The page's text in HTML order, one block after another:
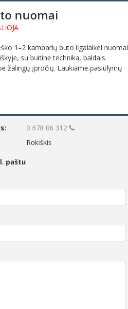
nuomai
1–2 kambarių buto ilgalaikei nuomai
su buitine technika, baldais.
žalingų įpročių. Laukiame pasiūlymų
0 678 06 312
Rokiškis
paštu